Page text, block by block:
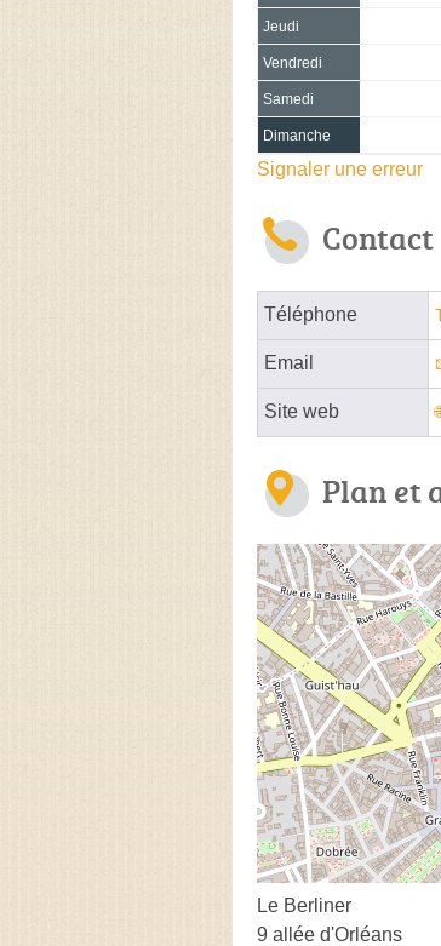
Jeudi
Vendredi
Samedi
Dimanche
Signaler une erreur
Contact
Téléphone
Email
Site web
Plan et
Le Berliner
9 allée d'Orléans